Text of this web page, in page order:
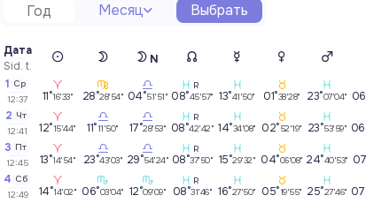
Месяц Выбрать
Дата
Sid. t.
N
1 Ср
12:37
11°16'33" 28°28'54" 04°51'51"
R
08°45'57" 13°41'50" 01°38'28" 23°07'04"
2 Чт
12:41
12°15'44" 11°11'50" 17°28'53"
R
08°42'42" 14°34'08" 02°52'19" 23°53'59"
3 Пт
12:45
13°14'54" 23°43'03" 29°54'24"
R
08°37'50" 15°29'32" 04°06'08" 24°40'53"
4 Сб
12:49
14°14'02" 06°03'04" 12°09'09"
R
08°31'46" 16°27'50" 05°19'55" 25°27'46"